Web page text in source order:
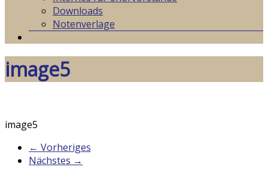
Downloads
Notenverlage
image5
image5
← Vorheriges
Nächstes →